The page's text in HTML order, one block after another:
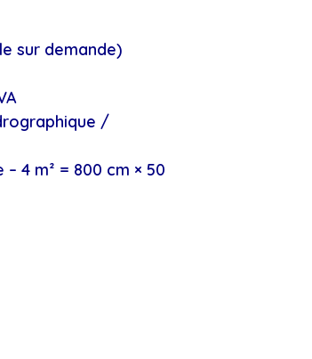
sur demande)
/
4 m² = 800 cm × 50